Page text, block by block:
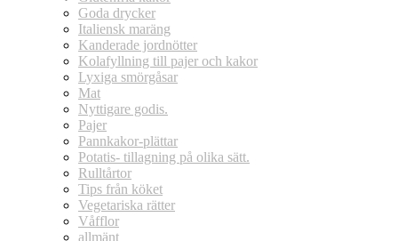
Goda drycker
Italiensk maräng
Kanderade jordnötter
Kolafyllning till pajer och kakor
Lyxiga smörgåsar
Mat
Nyttigare godis.
Pajer
Pannkakor-plättar
Potatis- tillagning på olika sätt.
Rulltårtor
Tips från köket
Vegetariska rätter
Våfflor
allmänt